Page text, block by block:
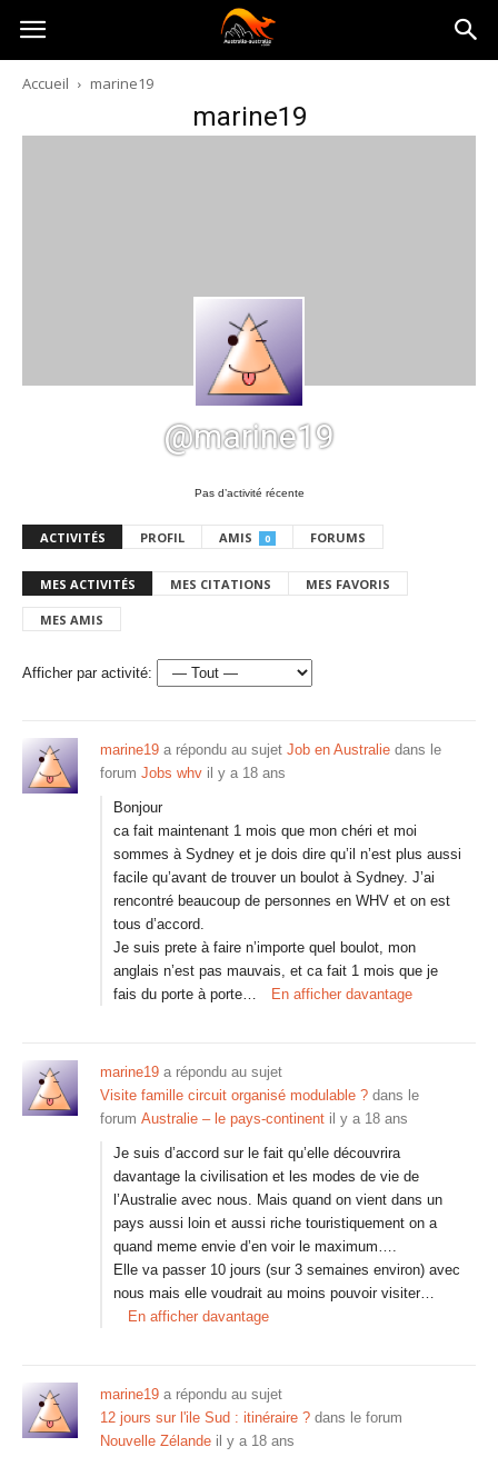
Australia-
australie.com
Accueil marine19
marine19
@marine19
Pas d’activité récente
ACTIVITÉS PROFIL AMIS 0 FORUMS
MES ACTIVITÉS MES CITATIONS MES FAVORIS
MES AMIS
Afficher par activité:
marine19 a répondu au sujet Job en Australie dans le
forum Jobs whv il y a 18 ans
Bonjour
ca fait maintenant 1 mois que mon chéri et moi
sommes à Sydney et je dois dire qu’il n’est plus aussi
facile qu’avant de trouver un boulot à Sydney. J’ai
rencontré beaucoup de personnes en WHV et on est
tous d’accord.
Je suis prete à faire n’importe quel boulot, mon
anglais n’est pas mauvais, et ca fait 1 mois que je
fais du porte à porte…
En afficher davantage
marine19 a répondu au sujet
Visite famille circuit organisé modulable ? dans le
forum Australie – le pays-continent il y a 18 ans
Je suis d’accord sur le fait qu’elle découvrira
davantage la civilisation et les modes de vie de
l’Australie avec nous. Mais quand on vient dans un
pays aussi loin et aussi riche touristiquement on a
quand meme envie d’en voir le maximum….
Elle va passer 10 jours (sur 3 semaines environ) avec
nous mais elle voudrait au moins pouvoir visiter…
En afficher davantage
marine19 a répondu au sujet
12 jours sur l'ile Sud : itinéraire ? dans le forum
Nouvelle Zélande il y a 18 ans